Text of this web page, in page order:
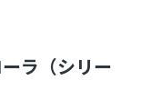
ラ（シリー